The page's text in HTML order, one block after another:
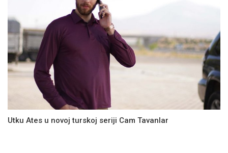
Utku Ates u novoj turskoj seriji Cam Tavanlar